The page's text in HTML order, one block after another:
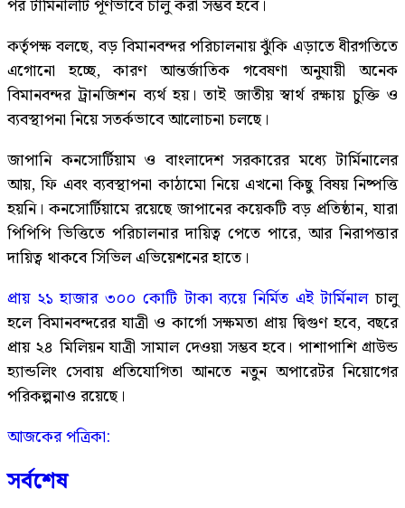
পর টার্মিনালটি পূর্ণভাবে চালু করা সম্ভব হবে।
কর্তৃপক্ষ বলছে, বড় বিমানবন্দর পরিচালনায় ঝুঁকি এড়াতে ধীরগতিতে
এগোনো হচ্ছে, কারণ আন্তর্জাতিক গবেষণা অনুযায়ী অনেক
বিমানবন্দর ট্রানজিশন ব্যর্থ হয়। তাই জাতীয় স্বার্থ রক্ষায় চুক্তি ও
ব্যবস্থাপনা নিয়ে সতর্কভাবে আলোচনা চলছে।
জাপানি কনসোর্টিয়াম ও বাংলাদেশ সরকারের মধ্যে টার্মিনালের
আয়, ফি এবং ব্যবস্থাপনা কাঠামো নিয়ে এখনো কিছু বিষয় নিষ্পত্তি
হয়নি। কনসোর্টিয়ামে রয়েছে জাপানের কয়েকটি বড় প্রতিষ্ঠান, যারা
পিপিপি ভিত্তিতে পরিচালনার দায়িত্ব পেতে পারে, আর নিরাপত্তার
দায়িত্ব থাকবে সিভিল এভিয়েশনের হাতে।
প্রায় ২১ হাজার ৩০০ কোটি টাকা ব্যয়ে নির্মিত এই টার্মিনালচালু
হলে বিমানবন্দরের যাত্রী ও কার্গো সক্ষমতা প্রায় দ্বিগুণ হবে, বছরে
প্রায় ২৪ মিলিয়ন যাত্রী সামাল দেওয়া সম্ভব হবে। পাশাপাশি গ্রাউন্ড
হ্যান্ডলিং সেবায় প্রতিযোগিতা আনতে নতুন অপারেটর নিয়োগের
পরিকল্পনাও রয়েছে।
আজকের পত্রিকা:
সর্বশেষ